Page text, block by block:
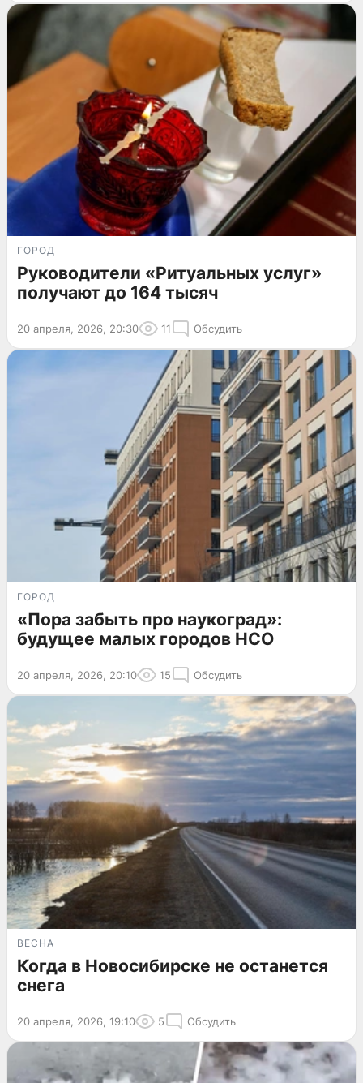
ГОРОД
Руководители «Ритуальных услуг»
получают до 164 тысяч
20 апреля, 2026, 20:30 11 Обсудить
ГОРОД
«Пора забыть про наукоград»:
будущее малых городов НСО
20 апреля, 2026, 20:10 15 Обсудить
ВЕСНА
Когда в Новосибирске не останется
снега
20 апреля, 2026, 19:10 5 Обсудить